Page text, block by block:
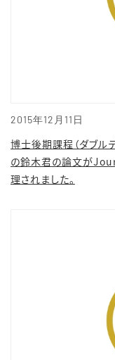
2015年12月11日
博士後期課程（ダブル
の鈴木君の論文が
理されました。